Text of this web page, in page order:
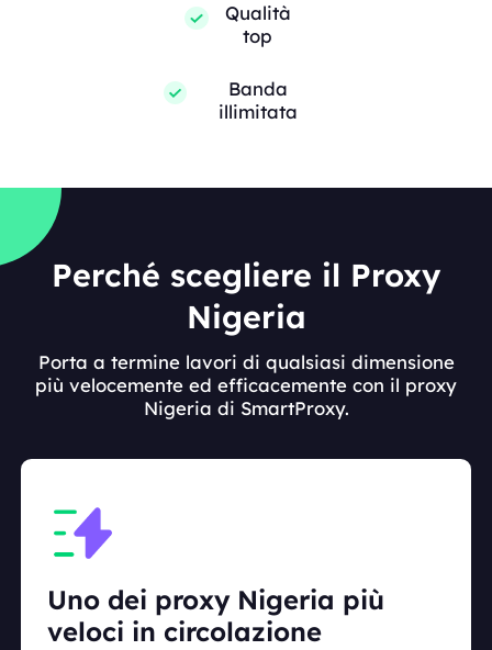
Qualità
top
Banda
illimitata
Perché scegliere il Proxy
Nigeria
Porta a termine lavori di qualsiasi dimensione
più velocemente ed efficacemente con il proxy
Nigeria di SmartProxy.
Uno dei proxy Nigeria più
veloci in circolazione